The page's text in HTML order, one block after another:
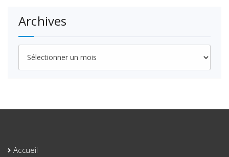
Archives
Archives
Accueil